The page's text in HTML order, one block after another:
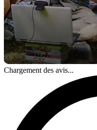
Chargement des avis...